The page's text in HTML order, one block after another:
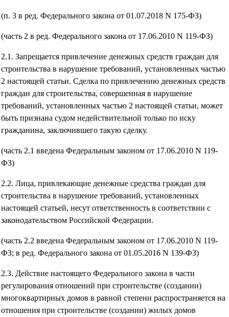
(п. 3 в ред. Федерального закона от 01.07.2018 N 175-ФЗ)
(часть 2 в ред. Федерального закона от 17.06.2010 N 119-ФЗ)
2.1. Запрещается привлечение денежных средств граждан для
строительства в нарушение требований, установленных частью
2 настоящей статьи. Сделка по привлечению денежных средств
граждан для строительства, совершенная в нарушение
требований, установленных частью 2 настоящей статьи, может
быть признана судом недействительной только по иску
гражданина, заключившего такую сделку.
(часть 2.1 введена Федеральным законом от 17.06.2010 N 119-
ФЗ)
2.2. Лица, привлекающие денежные средства граждан для
строительства в нарушение требований, установленных
настоящей статьей, несут ответственность в соответствии с
законодательством Российской Федерации.
(часть 2.2 введена Федеральным законом от 17.06.2010 N 119-
ФЗ; в ред. Федерального закона от 01.05.2016 N 139-ФЗ)
2.3. Действие настоящего Федерального закона в части
регулирования отношений при строительстве (создании)
многоквартирных домов в равной степени распространяется на
отношения при строительстве (создании) жилых домов